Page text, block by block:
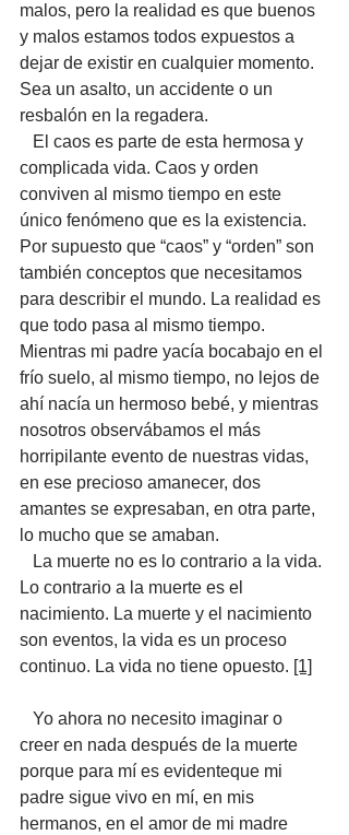
malos, pero la realidad es que buenos
y malos estamos todos expuestos a
dejar de existir en cualquier momento.
Sea un asalto, un accidente o un
resbalón en la regadera.
complicada vida. Caos y orden
conviven al mismo tiempo en este
único fenómeno que es la existencia.
Por supuesto que “caos” y “orden” son
también conceptos que necesitamos
para describir el mundo. La realidad es
que todo pasa al mismo tiempo.
Mientras mi padre yacía bocabajo en el
frío suelo, al mismo tiempo, no lejos de
ahí nacía un hermoso bebé, y mientras
nosotros observábamos el más
horripilante evento de nuestras vidas,
en ese precioso amanecer, dos
amantes se expresaban, en otra parte,
lo mucho que se amaban.
Lo contrario a la muerte es el
nacimiento. La muerte y el nacimiento
son eventos, la vida es un proceso
continuo. La vida no tiene opuesto. [1]
creer en nada después de la muerte
porque para mí es evidenteque mi
padre sigue vivo en mí, en mis
hermanos, en el amor de mi madre